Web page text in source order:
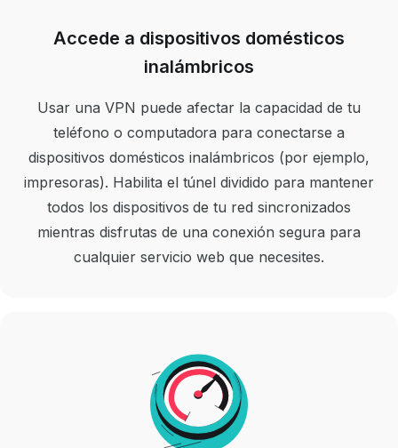
Accede a dispositivos domésticos
inalámbricos
Usar una VPN puede afectar la capacidad de tu
teléfono o computadora para conectarse a
dispositivos domésticos inalámbricos (por ejemplo,
impresoras). Habilita el túnel dividido para mantener
todos los dispositivos de tu red sincronizados
mientras disfrutas de una conexión segura para
cualquier servicio web que necesites.